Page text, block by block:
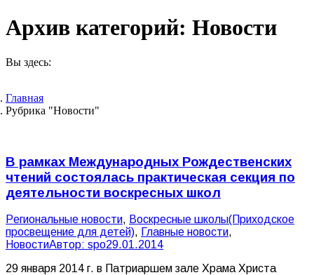
Архив категорий: Новости
Вы здесь:
Главная
Рубрика "Новости"
В рамках Международных Рождественских
чтений состоялась практическая секция по
деятельности воскресных школ
Pегиональные новости, Воскресные школы(Приходское
просвещение для детей), Главные новости,
НовостиАвтор: spo29.01.2014
29 января 2014 г. в Патриаршем зале Храма Христа